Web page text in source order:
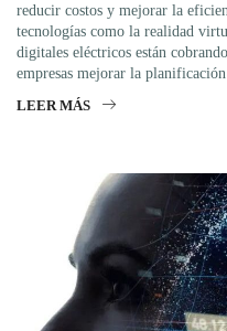
reducir costos y mejorar la
tecnologías como la realidad
digitales eléctricos están
empresas mejorar la
LEER MÁS